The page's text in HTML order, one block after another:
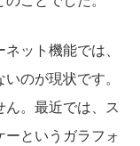
ット機能では、
のが現状です。
ん。最近では、ス
というガラフォ